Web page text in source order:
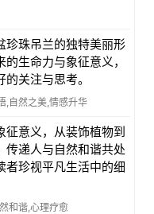
珍珠吊兰的独特美丽形
生命力与象征意义，
关注与思考。
,自然之美,情感升华
征意义，从装饰植物到
传递人与自然和谐共处
者珍视平凡生活中的细
和谐,心理疗愈